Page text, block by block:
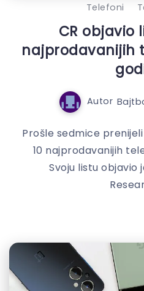
Telefoni
CR objavio
najprodavanijih
Autor
Prošle sedmice
10 najprodavanijih
Svoju listu objavio